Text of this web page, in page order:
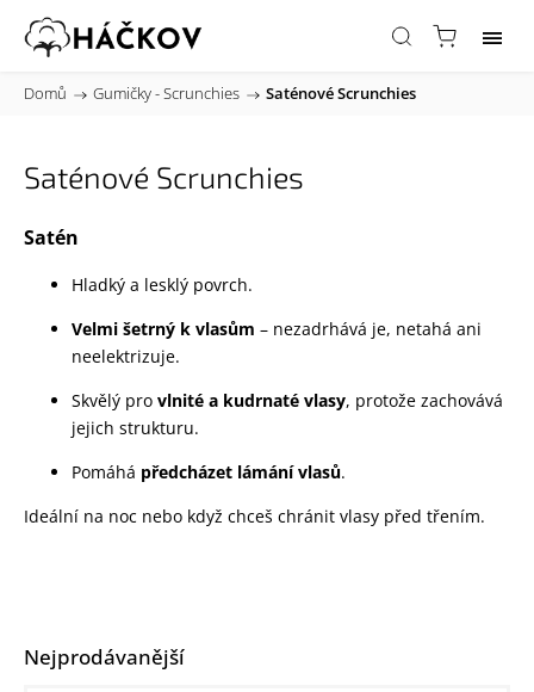
Domů / Gumičky - Scrunchies / Saténové Scrunchies
Saténové Scrunchies
Satén
Hladký a lesklý povrch.
Velmi šetrný k vlasům – nezadrhává je, netahá ani
neelektrizuje.
Skvělý pro vlnité a kudrnaté vlasy, protože zachovává
jejich strukturu.
Pomáhá předcházet lámání vlasů.
Ideální na noc nebo když chceš chránit vlasy před třením.
Nejprodávanější